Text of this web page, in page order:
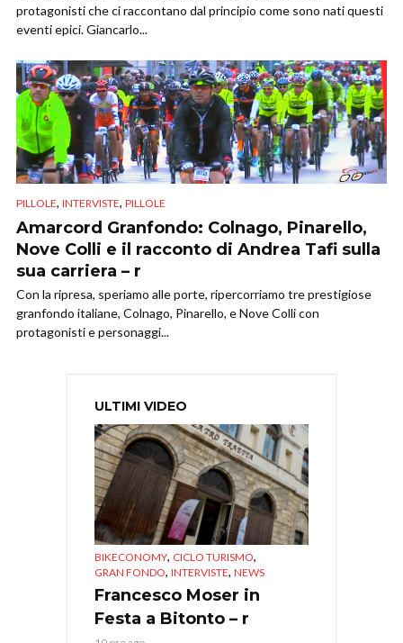
protagonisti che ci raccontano dal principio come sono nati questi
eventi epici. Giancarlo...
PILLOLE, INTERVISTE, PILLOLE
Amarcord Granfondo: Colnago, Pinarello,
Nove Colli e il racconto di Andrea Tafi sulla
sua carriera – r
Con la ripresa, speriamo alle porte, ripercorriamo tre prestigiose
granfondo italiane, Colnago, Pinarello, e Nove Colli con
protagonisti e personaggi...
ULTIMI VIDEO
BIKECONOMY, CICLO TURISMO,
GRAN FONDO, INTERVISTE, NEWS
Francesco Moser in
Festa a Bitonto – r